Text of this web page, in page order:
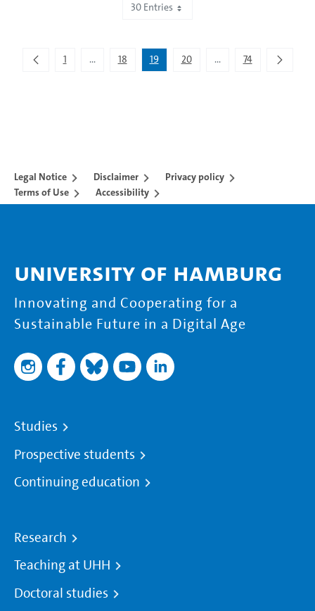
30 Entries
1 ...
Intermediate Pages Use TAB to navigate.
18 19 20 ...
Intermediate Pages
74
Legal Notice Disclaimer
Privacy policy
Terms of Use
Accessibility
University of Hamburg
Innovating and Cooperating for a
Sustainable Future in a Digital Age
Studies
Prospective students
Continuing education
Research
Teaching at UHH
Doctoral studies